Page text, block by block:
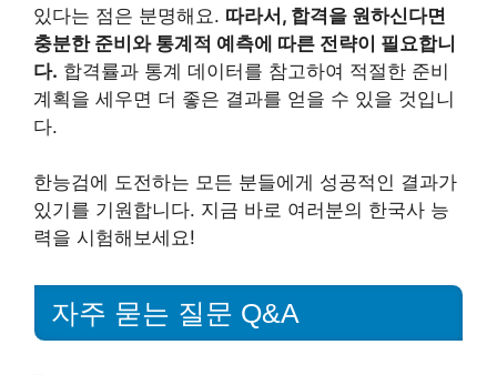
있다는 점은 분명해요. 따라서, 합격을 원하신다면
충분한 준비와 통계적 예측에 따른 전략이 필요합니
다. 합격률과 통계 데이터를 참고하여 적절한 준비
계획을 세우면 더 좋은 결과를 얻을 수 있을 것입니
다.
한능검에 도전하는 모든 분들에게 성공적인 결과가
있기를 기원합니다. 지금 바로 여러분의 한국사 능
력을 시험해보세요!
자주 묻는 질문 Q&A